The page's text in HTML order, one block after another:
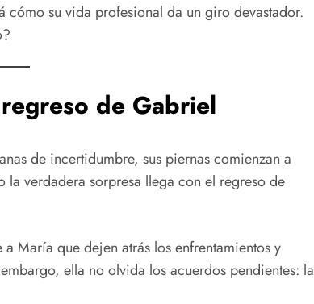
cómo su vida profesional da un giro devastador.
de Gabriel
de incertidumbre, sus piernas comienzan a
verdadera sorpresa llega con el regreso de
María que dejen atrás los enfrentamientos y
ella no olvida los acuerdos pendientes: la